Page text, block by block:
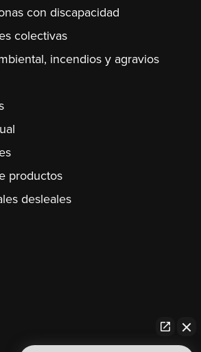
con discapacidad
colectivas
incendios y agravios
productos
desleales